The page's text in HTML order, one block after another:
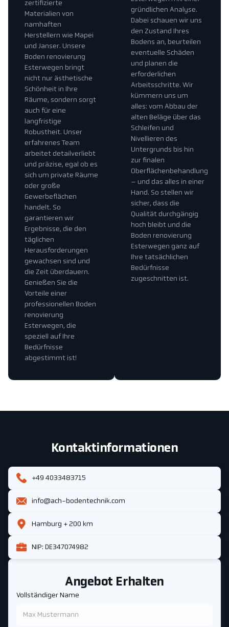
gründlichen Analyse.
Dabei schauen wir uns
den Zustand Ihres
Bodens an, beurteilen
eventuelle Schäden
und planen die
erforderlichen
Arbeitsschritte. Wir
kümmern uns um
alles: vom Abbau der
alten Beläge über das
Schleifen und
Nivellieren des
Untergrunds bis hin
zur finalen
Oberflächenbehandlung
– und das alles in einer
Hand. So stellen wir
sicher, dass die
Qualität durchgängig
hoch bleibt und die
Boden renovierung
Esterwegen ganz auf
Ihre tatsächlichen
Bedürfnisse
zugeschnitten ist.
zertifizierte
Materialien von
namhaften
Herstellern wie Mapei
und Janser. Unsere
Boden renovierung
Esterwegen bringt
nicht nur ästhetische
Schönheit in Ihre
Räume, sondern sorgt
auch für eine
langfristige
Robustheit. Unser
erfahrenes Team
arbeitet detailverliebt
und präzise, egal ob es
sich um private Räume
oder große
Gewerbeflächen
handelt. So
garantieren wir
Ergebnisse, die den
täglichen
Herausforderungen
gewachsen sind und
die Zeit überdauern.
Genießen Sie die
Vorteile einer
professionellen Boden
renovierung
Esterwegen, die
speziell auf Ihre
Bedürfnisse
abgestimmt ist!
Angebot Erhalten
Vollständiger Name
Kontaktinformationen
+49 4033483715
info@ach-bodentechnik.com
Hamburg + 200 km
NIP: DE347074982